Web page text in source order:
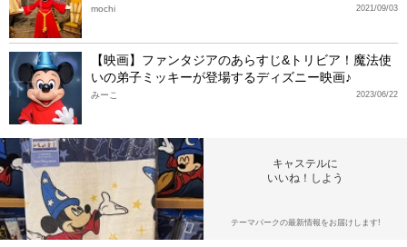
2021/09/03
mochi
【映画】ファンタジアのあらすじ&トリビア！魔法使
いの弟子ミッキーが登場するディズニー映画♪
2023/06/22
みーこ
キャステルに
いいね！しよう
テーマパークの最新情報をお届けします!